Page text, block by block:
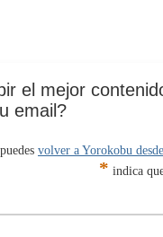
el mejor
email?
volver a Yorokobu
* indica